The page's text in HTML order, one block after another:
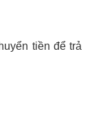
tiền để trả